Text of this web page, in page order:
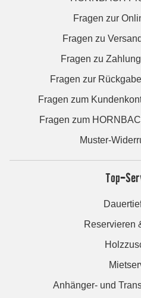
Fragen zur
Fragen zu
Fragen zu
Fragen zur
Fragen zum
Fragen zum
Muster-
Top-
Reservieren
Anhänger- und